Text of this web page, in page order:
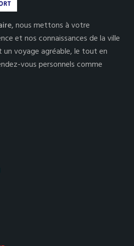
nous mettons à votre
et nos connaissances de la ville
voyage agréable, le tout en
vous personnels comme